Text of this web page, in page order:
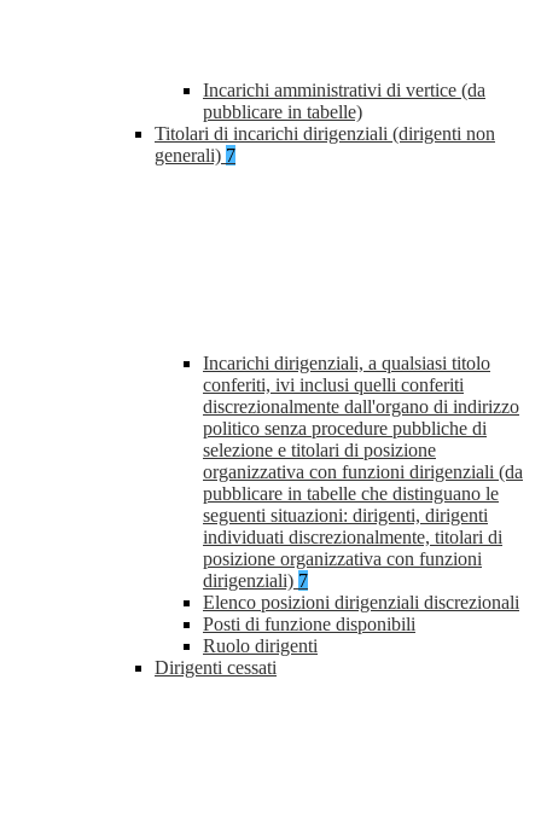
Incarichi amministrativi di vertice (da
pubblicare in tabelle)
Titolari di incarichi dirigenziali (dirigenti non
generali) 7
Incarichi dirigenziali, a qualsiasi titolo
conferiti, ivi inclusi quelli conferiti
discrezionalmente dall'organo di indirizzo
politico senza procedure pubbliche di
selezione e titolari di posizione
organizzativa con funzioni dirigenziali (da
pubblicare in tabelle che distinguano le
seguenti situazioni: dirigenti, dirigenti
individuati discrezionalmente, titolari di
posizione organizzativa con funzioni
dirigenziali) 7
Elenco posizioni dirigenziali discrezionali
Posti di funzione disponibili
Ruolo dirigenti
Dirigenti cessati